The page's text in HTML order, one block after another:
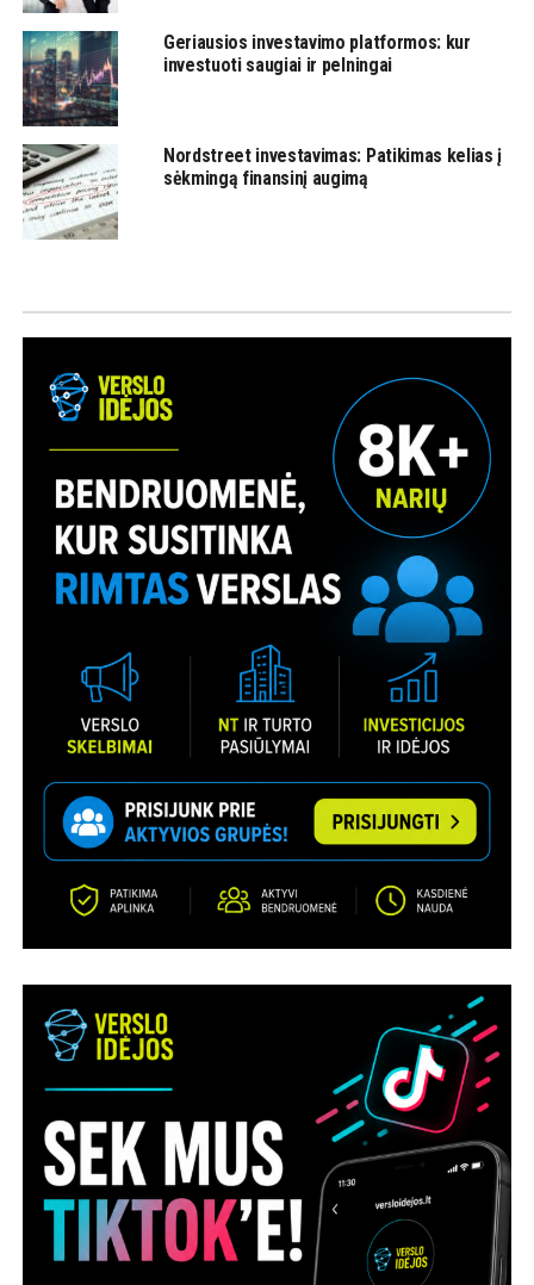
Geriausios investavimo platformos: kur
investuoti saugiai ir pelningai
Nordstreet investavimas: Patikimas kelias į
sėkmingą finansinį augimą